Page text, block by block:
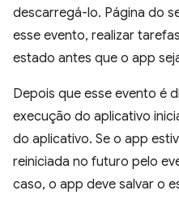
descarregá-lo. Página do
esse evento, realizar
estado antes que o app
Depois que esse evento é
execução do aplicativo
do aplicativo. Se o app
reiniciada no futuro pelo
caso, o app deve salvar o